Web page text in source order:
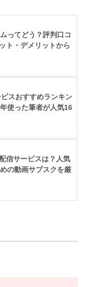
ってどう？評判口コ
ト・デメリットから
スおすすめランキン
使った筆者が人気16
信サービスは？人気
の動画サブスクを厳